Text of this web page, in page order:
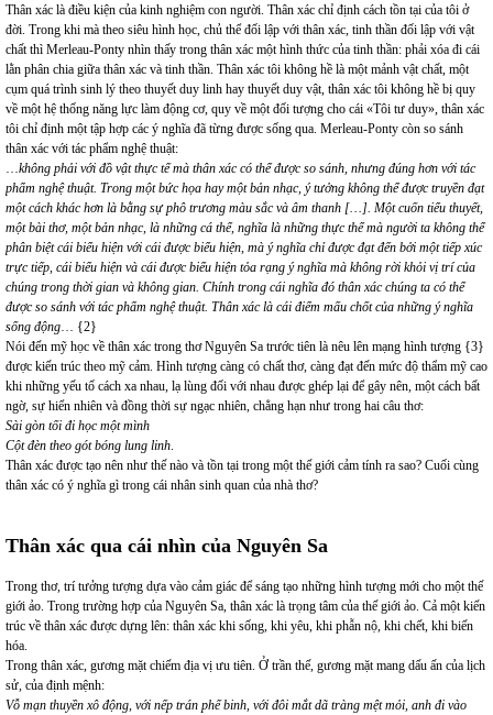
Thân xác là điều kiện của kinh nghiệm con người. Thân xác chỉ định cách tồn tại của tôi ở
đời. Trong khi mà theo siêu hình học, chủ thể đối lập với thân xác, tinh thần đối lập với vật
chất thì Merleau-Ponty nhìn thấy trong thân xác một hình thức của tinh thần: phải xóa đi cái
lằn phân chia giữa thân xác và tinh thần. Thân xác tôi không hề là một mảnh vật chất, một
cụm quá trình sinh lý theo thuyết duy linh hay thuyết duy vật, thân xác tôi không hề bị quy
về một hệ thống năng lực làm động cơ, quy về một đối tượng cho cái «Tôi tư duy», thân xác
tôi chỉ định một tập hợp các ý nghĩa đã từng được sống qua. Merleau-Ponty còn so sánh
thân xác với tác phẩm nghệ thuật:
không phải với đồ vật thực tế mà thân xác có thể được so sánh, nhưng đúng hơn với tác
phẩm nghệ thuật. Trong một bức họa hay một bản nhạc, ý tưởng không thể được truyền đạt
một cách khác hơn là bằng sự phô trương màu sắc và âm thanh […]. Một cuốn tiểu thuyết,
một bài thơ, một bản nhạc, là những cá thể, nghĩa là những thực thể mà người ta không thể
phân biệt cái biểu hiện với cái được biểu hiện, mà ý nghĩa chỉ được đạt đến bởi một tiếp xúc
trực tiếp, cái biểu hiện và cái được biểu hiện tỏa rạng ý nghĩa mà không rời khỏi vị trí của
chúng trong thời gian và không gian. Chính trong cái nghĩa đó thân xác chúng ta có thể
được so sánh với tác phẩm nghệ thuật. Thân xác là cái điểm mấu chốt của những ý nghĩa
sống động … {2}
Nói đến mỹ học về thân xác trong thơ Nguyên Sa trước tiên là nêu lên mạng hình tượng {3}
được kiến trúc theo mỹ cảm. Hình tượng càng có chất thơ, càng đạt đến mức độ thẩm mỹ cao
khi những yếu tố cách xa nhau, lạ lùng đối với nhau được ghép lại để gây nên, một cách bất
ngờ, sự hiển nhiên và đồng thời sự ngạc nhiên, chẳng hạn như trong hai câu thơ:
Sài gòn tối đi học một mình
Cột đèn theo gót bóng lung linh
Thân xác được tạo nên như thế nào và tồn tại trong một thế giới cảm tính ra sao? Cuối cùng
thân xác có ý nghĩa gì trong cái nhân sinh quan của nhà thơ?
Thân xác qua cái nhìn của Nguyên Sa
Trong thơ, trí tưởng tượng dựa vào cảm giác để sáng tạo những hình tượng mới cho một thế
giới ảo. Trong trường hợp của Nguyên Sa, thân xác là trọng tâm của thế giới ảo. Cả một kiến
trúc về thân xác được dựng lên: thân xác khi sống, khi yêu, khi phẫn nộ, khi chết, khi biến
hóa.
Trong thân xác, gương mặt chiếm địa vị ưu tiên. Ở trần thế, gương mặt mang dấu ấn của lịch
sử, của định mệnh:
Vỗ mạn thuyền xô động, với nếp trán phế binh, với đôi mắt dã tràng mệt mỏi, anh đi vào